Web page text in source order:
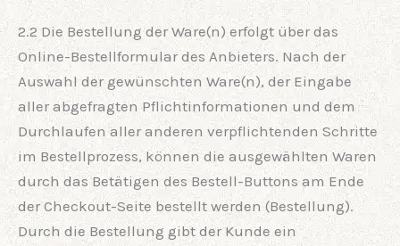
2.2 Die Bestellung der Ware(n) erfolgt über das
Online-Bestellformular des Anbieters. Nach der
Auswahl der gewünschten Ware(n), der Eingabe
aller abgefragten Pflichtinformationen und dem
Durchlaufen aller anderen verpflichtenden Schritte
im Bestellprozess, können die ausgewählten Waren
durch das Betätigen des Bestell-Buttons am Ende
der Checkout-Seite bestellt werden (Bestellung).
Durch die Bestellung gibt der Kunde ein